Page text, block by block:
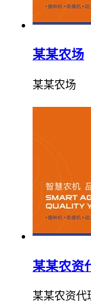
某某农场
某某农场
某某农资
某某农资代